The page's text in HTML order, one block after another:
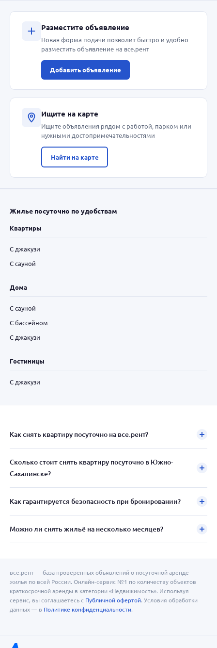
Разместите объявление
Новая форма подачи позволит быстро и удобно
разместить объявление на все.рент
Добавить объявление
Ищите на карте
Ищите объявления рядом с работой, парком или
нужными достопримечательностями
Найти на карте
Жилье посуточно по удобствам
Квартиры
С джакузи
С сауной
Дома
С сауной
С бассейном
С джакузи
Гостиницы
С джакузи
Как снять квартиру посуточно на все.рент?
Сколько стоит снять квартиру посуточно в Южно-
Сахалинске?
Как гарантируется безопасность при бронировании?
Можно ли снять жильё на несколько месяцев?
все.рент — база проверенных объявлений о посуточной аренде
жилья по всей России. Онлайн-сервис №1 по количеству объектов
краткосрочной аренды в категории «Недвижимость». Используя
сервис, вы соглашаетесь с Публичной офертой. Условия обработки
данных — в Политике конфиденциальности.